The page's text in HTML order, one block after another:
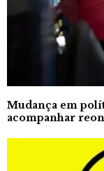
Mudança em
acompanhar